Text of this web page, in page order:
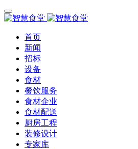
首页
新闻
招标
设备
食材
餐饮服务
食材企业
食材配送
厨房工程
装修设计
专家库